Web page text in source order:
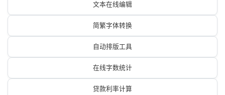
文本在线编辑
简繁字体转换
自动排版工具
在线字数统计
贷款利率计算